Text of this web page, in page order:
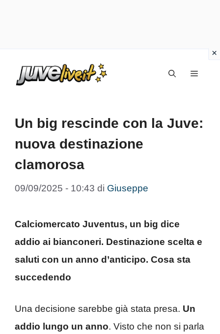
Menu
Un big rescinde con la Juve:
nuova destinazione
clamorosa
09/09/2025 - 10:43 di Giuseppe
Calciomercato Juventus, un big dice
addio ai bianconeri. Destinazione scelta e
saluti con un anno d’anticipo. Cosa sta
succedendo
Una decisione sarebbe già stata presa. Un
addio lungo un anno. Visto che non si parla